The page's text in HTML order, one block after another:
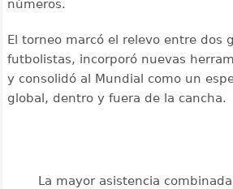
números.
El torneo marcó el relevo entre dos
futbolistas, incorporó nuevas
y consolidó al Mundial como un
global, dentro y fuera de la cancha.
La mayor asistencia